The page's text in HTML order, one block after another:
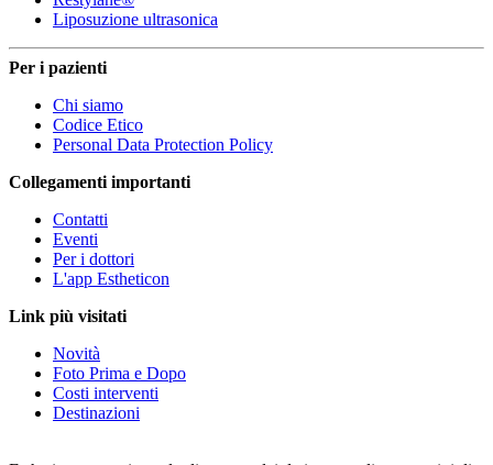
Liposuzione ultrasonica
Per i pazienti
Chi siamo
Codice Etico
Personal Data Protection Policy
Collegamenti importanti
Contatti
Eventi
Per i dottori
L'app Estheticon
Link più visitati
Novità
Foto Prima e Dopo
Costi interventi
Destinazioni